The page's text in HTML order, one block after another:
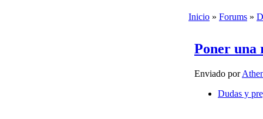
Inicio » Forums »
Poner una
Enviado por
Dudas y